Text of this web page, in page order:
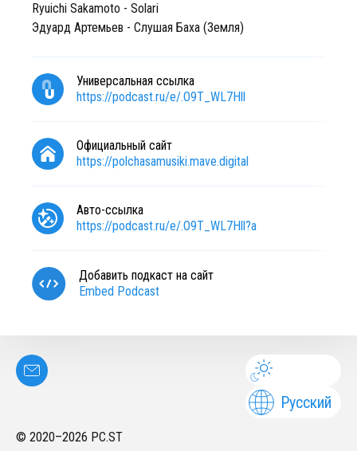
Ryuichi Sakamoto - Solari
Эдуард Артемьев - Слушая Баха (Земля)
Универсальная ссылка
https://podcast.ru/e/.O9T_WL7Hll
Официальный сайт
https://polchasamusiki.mave.digital
Авто-ссылка
https://podcast.ru/e/.O9T_WL7Hll?a
Добавить подкаст на сайт
Embed Podcast
Русский
© 2020–2026 PC.ST